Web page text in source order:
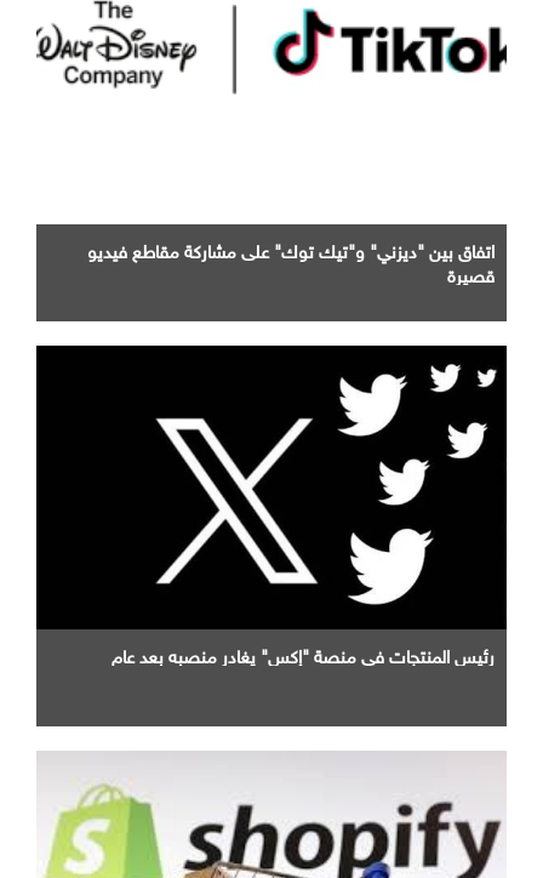
اتفاق بين "ديزني" و"تيك توك" على مشاركة مقاطع فيديو
قصيرة
رئيس المنتجات في منصة "إكس" يغادر منصبه بعد عام